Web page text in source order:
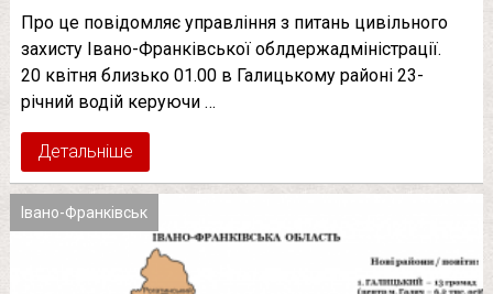
Про це повідомляє управління з питань цивільного
захисту Івано-Франківської облдержадміністрації.
20 квітня близько 01.00 в Галицькому районі 23-
річний водій керуючи …
Детальніше
Івано-Франківськ